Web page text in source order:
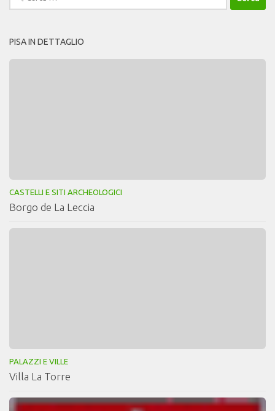
per:
PISA IN DETTAGLIO
CASTELLI E SITI ARCHEOLOGICI
Borgo de La Leccia
PALAZZI E VILLE
Villa La Torre